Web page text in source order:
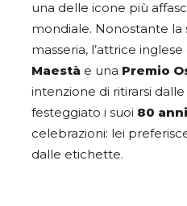
una delle icone più
mondiale. Nonostante la
masseria, l’attrice inglese
Maestà e una Premio
intenzione di ritirarsi
festeggiato i suoi 80 anni
celebrazioni: lei
dalle etichette.